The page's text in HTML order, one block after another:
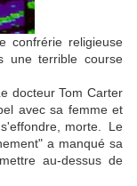
confrérie religieuse
une terrible course
docteur Tom Carter
avec sa femme et
morte. Le
a manqué sa
au-dessus de